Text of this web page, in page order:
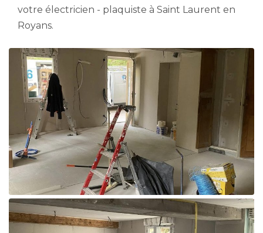
votre électricien - plaquiste à Saint Laurent en
Royans.